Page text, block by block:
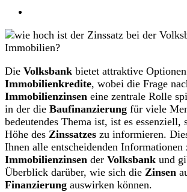
Die Volksbank bietet attraktive
Immobilienkredite, wobei die Frage
Immobilienzinsen eine zentrale Rolle
in der die Baufinanzierung für viele
bedeutendes Thema ist, ist es essenziell,
Höhe des Zinssatzes zu informieren.
Ihnen alle entscheidenden Informationen
Immobilienzinsen der Volksbank und
Überblick darüber, wie sich die Zinsen
Finanzierung auswirken können.